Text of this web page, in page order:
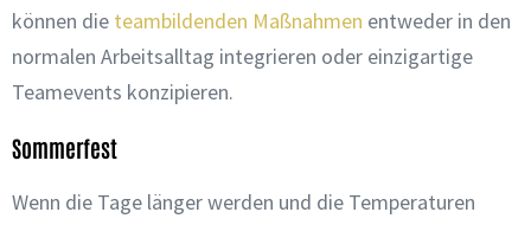
können die teambildenden Maßnahmen entweder in den
normalen Arbeitsalltag integrieren oder einzigartige
Teamevents konzipieren.
Sommerfest
Wenn die Tage länger werden und die Temperaturen